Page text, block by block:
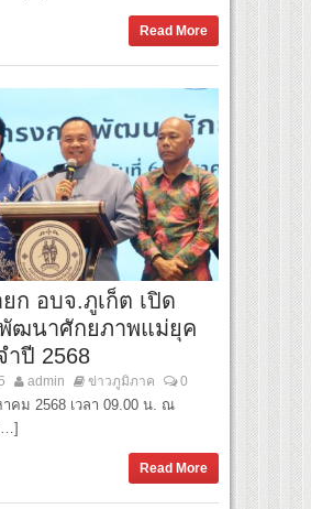
Read More
ก อบจ.ภูเก็ต เปิด
ฒนาศักยภาพแม่ยุค
ำปี 2568
admin ข่าวภูมิภาค 0
คม 2568 เวลา 09.00 น. ณ
Read More